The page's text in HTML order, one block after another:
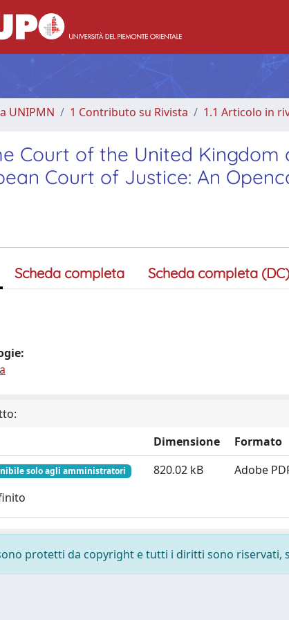
UNIPMN 1 Contributo su Rivista 1.1 Articolo in
Court of the United Kingdom
Court of Justice: An
Scheda completa Scheda completa (DC)
Dimensione
Formato
solo agli amministratori 820.02 kB Adobe
protetti da copyright e tutti i diritti sono riservati,